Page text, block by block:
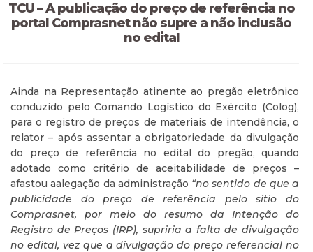
TCU – A publicação do preço de referência no
portal Comprasnet não supre a não inclusão
no edital
Ainda na Representação atinente ao pregão eletrônico
conduzido pelo Comando Logístico do Exército (Colog),
para o registro de preços de materiais de intendência, o
relator – após assentar a obrigatoriedade da divulgação
do preço de referência no edital do pregão, quando
adotado como critério de aceitabilidade de preços –
afastou aalegação da administração “no sentido de que a
publicidade do preço de referência pelo sítio do
Comprasnet, por meio do resumo da Intenção do
Registro de Preços (IRP), supriria a falta de divulgação
no edital, vez que a divulgação do preço referencial no